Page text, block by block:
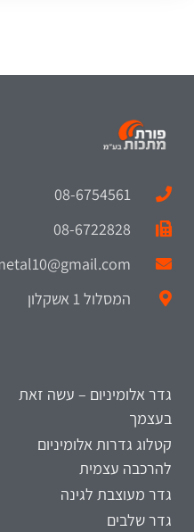
08-6754561
08-6722828
המסלול 1 אשקלון
גדר אלומיניום – עשה זאת
בעצמך
קטלוג גדרות אלומיניום
להרכבה עצמית
גדר מעוצבת לגינה
גדר שלבים